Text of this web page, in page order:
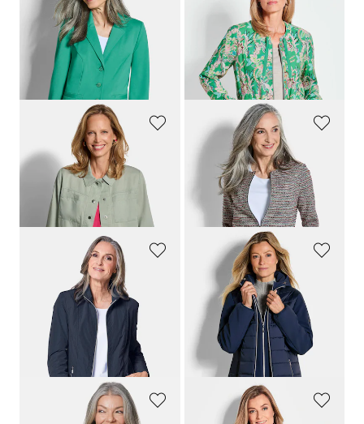
GOLDNER
Jersey-Blazer mit Reverskragen
99,95 €
Blouson mit floralen Alloverdruck
149,95 €
30-Tage-Bestpreis**: 119,95 €
(-16%)
GOLDNER
Leichte Jacke aus kühlem Lyocell
69,95 €119,95 €
30-Tage-Bestpreis**: 89,95 € (-22%)
GOLDNER
Jersey-Blazer in Bouclé-Optik
69,95 €119,95 €
30-Tage-Bestpreis**: 79,95 € (-12%)
Modische Übergangsjacke
99,95 €139,95 €
+ 1
30-Tage-Bestpreis**: 139,95 €
GOLDNER
Steppjacke mit Ärmeln aus Softshell
169,95 €
+ 1
30-Tage-Bestpreis**: 139,95 €
(-28%)